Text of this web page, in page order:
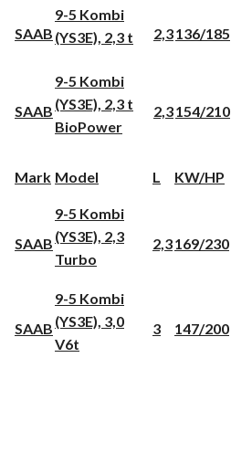
SAAB
9-5 Kombi
(YS3E), 2,3 t
2,3136/185
SAAB
9-5 Kombi
(YS3E), 2,3 t
BioPower
2,3154/210
Mark Model L KW/HP
SAAB
9-5 Kombi
(YS3E), 2,3
Turbo
2,3169/230
SAAB
9-5 Kombi
(YS3E), 3,0
V6t
3 147/200